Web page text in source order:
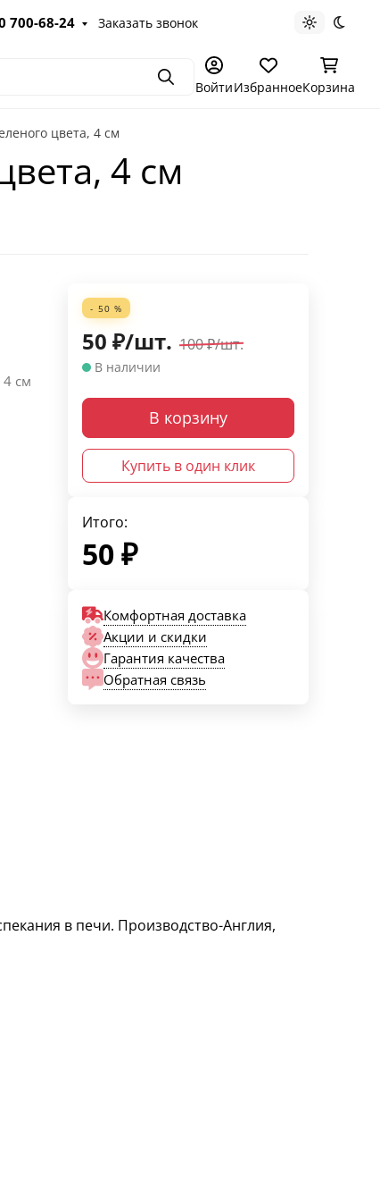
700-68-24 Заказать звонок Светлая
ПоискВойтиИзбранноеКорзина
цвета, 4 см
4 см
4 см
- 50 %
50 ₽/шт. 100₽/шт.
В наличии
В корзину
Купить в один клик
Итого:
50₽
Комфортная доставка
Акции и скидки
Гарантия качества
Обратная связь
в печи. Производство-Англия,